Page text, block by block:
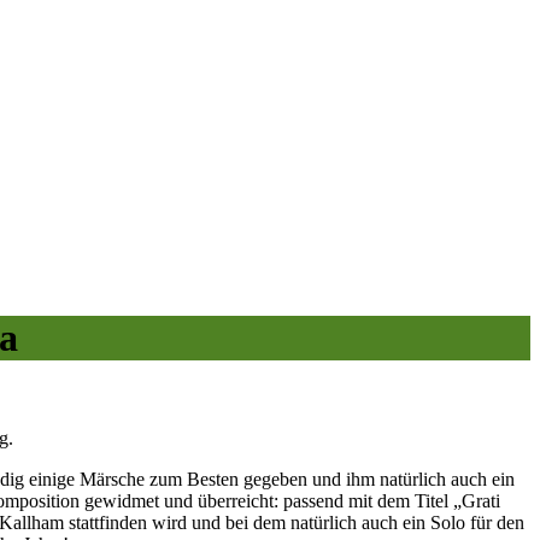
einige Märsche zum Besten gegeben und ihm natürlich auch ein
gewidmet und überreicht: passend mit dem Titel „Grati
stattfinden wird und bei dem natürlich auch ein Solo für den